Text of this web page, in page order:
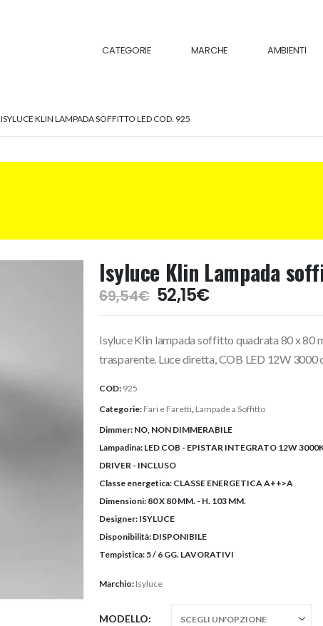
CATEGORIE MARCHE AMBIENTI
ISYLUCE KLIN LAMPADA SOFFITTO LED COD. 925
Isyluce Klin Lampada
69,54€ Il
prezzo
era:
69,54€.
52,15€Il
prezzo
è:
52,15€.
Isyluce Klin lampada soffitto quadrata 80 x 80
trasparente. Luce diretta, COB LED 12W
COD: 925
Categorie: Fari e Faretti Lampade a Soffitto
Dimmer: NO, NON DIMMERABILE
Lampadina: LED COB - EPISTAR INTEGRATO 12W
DRIVER - INCLUSO
Classe energetica: CLASSE ENERGETICA A++>A
Dimensioni: 80 X 80 MM. - H. 103 MM.
Designer: ISYLUCE
Disponibilità: DISPONIBILE
Tempistica: 5 / 6 GG. LAVORATIVI
Marchio: Isyluce
MODELLO